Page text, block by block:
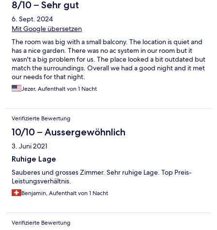
8/10 – Sehr gut
6. Sept. 2024
Mit Google übersetzen
The room was big with a small balcony. The location is quiet and
has a nice garden. There was no ac system in our room but it
wasn't a big problem for us. The place looked a bit outdated but
match the surroundings. Overall we had a good night and it met
our needs for that night.
Jezer, Aufenthalt von 1 Nacht
Verifizierte Bewertung
10/10 – Aussergewöhnlich
3. Juni 2021
Ruhige Lage
Sauberes und grosses Zimmer. Sehr ruhige Lage. Top Preis-
Leistungsverhältnis.
Benjamin, Aufenthalt von 1 Nacht
Verifizierte Bewertung